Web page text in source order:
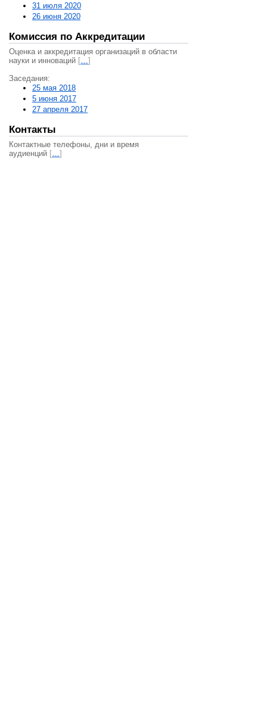
31 июля 2020
26 июня 2020
Комиссия по Аккредитации
Оценка и аккредитация организаций в области
науки и инноваций […]
Заседания:
25 мая 2018
5 июня 2017
27 апреля 2017
Контакты
Контактные телефоны, дни и время
аудиенций […]